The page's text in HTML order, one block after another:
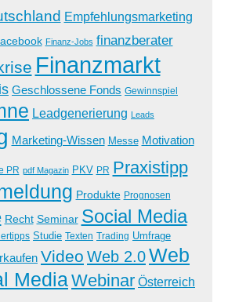
Empfehlungsmarketing
Finanz-Jobs finanzberater
Finanzmarkt
Geschlossene Fonds Gewinnspiel
Leadgenerierung Leads
Marketing-Wissen Messe Motivation
PR pdf Magazin PKV PR Praxistipp
Produkte Prognosen
Recht Seminar Social Media
Studie Texten Trading Umfrage
Video Web 2.0Web
MediaWebinar Österreich